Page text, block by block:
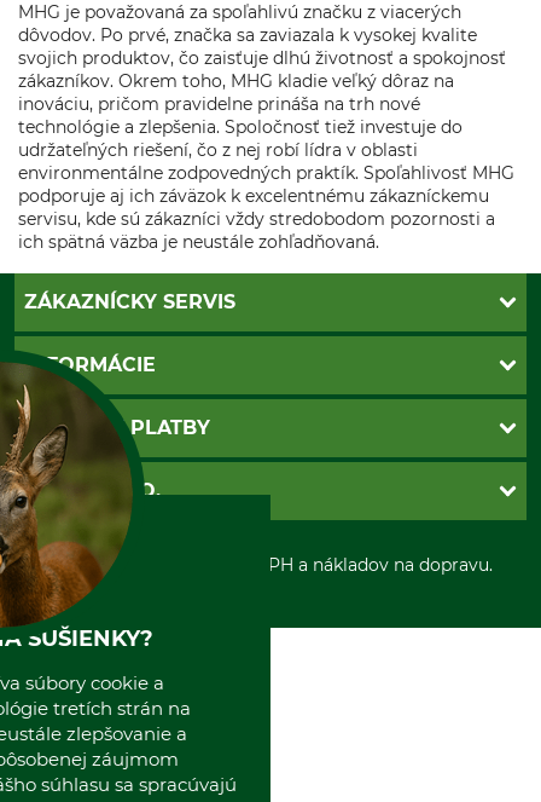
MHG je považovaná za spoľahlivú značku z viacerých
dôvodov. Po prvé, značka sa zaviazala k vysokej kvalite
svojich produktov, čo zaisťuje dlhú životnosť a spokojnosť
zákazníkov. Okrem toho, MHG kladie veľký dôraz na
inováciu, pričom pravidelne prináša na trh nové
technológie a zlepšenia. Spoločnosť tiež investuje do
udržateľných riešení, čo z nej robí lídra v oblasti
environmentálne zodpovedných praktík. Spoľahlivosť MHG
podporuje aj ich záväzok k excelentnému zákazníckemu
servisu, kde sú zákazníci vždy stredobodom pozornosti a
ich spätná väzba je neustále zohľadňovaná.
ZÁKAZNÍCKY SERVIS
Kontakt
Katalógy
Newsletter
Nastavenia súborov cookie
INFORMÁCIE
Povinné údaje
Obchodné podmienky
Ochrana osobnych udajov
Otváracie hodiny
Zrušenie objednávky
SPÔSOBY PLATBY
Dobierka
Platba vopred
Sepa-inkaso
Osobný odber
GRUBE S.R.O.
O nás
Predajňa
Kolektív GRUBE
Naše pobočky v Európe
*Všetky ceny sú vrátane DPH a nákladov na dopravu.
SUŠIENKY?
súbory cookie a
tretích strán na
zlepšovanie a
záujmom
súhlasu sa spracúvajú